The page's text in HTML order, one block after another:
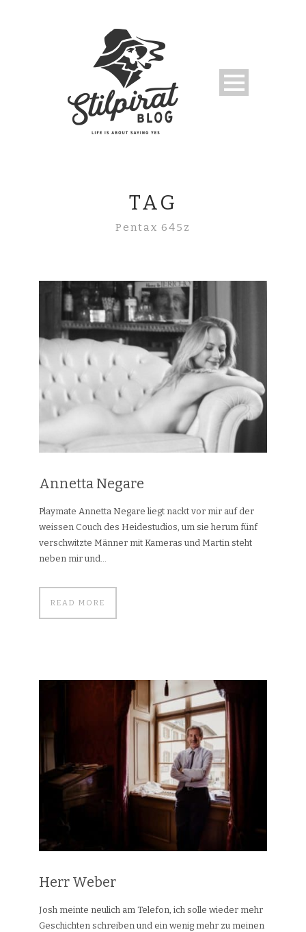
TAG
Pentax 645z
Annetta Negare
Playmate Annetta Negare liegt nackt vor mir auf der
weissen Couch des Heidestudios, um sie herum fünf
verschwitzte Männer mit Kameras und Martin steht
neben mir und...
READ MORE
Herr Weber
Josh meinte neulich am Telefon, ich solle wieder mehr
Geschichten schreiben und ein wenig mehr zu meinen